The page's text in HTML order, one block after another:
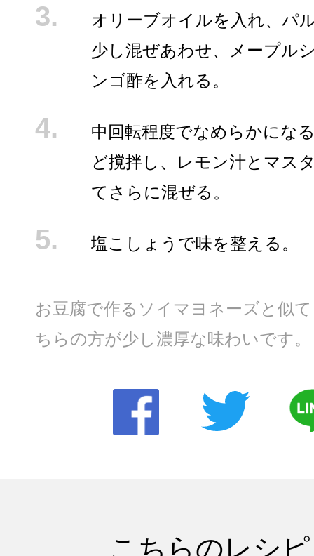
オリーブオイルを入れ、パ
少し混ぜあわせ、メープル
ンゴ酢を入れる。
中回転程度でなめらかにな
ど撹拌し、レモン汁とマス
てさらに混ぜる。
塩こしょうで味を整える。
お豆腐で作るソイマヨネーズと似
ちらの方が少し濃厚な味わいです。
こちらのレシ